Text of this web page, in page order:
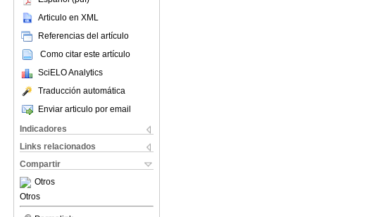
Articulo en XML
Referencias del artículo
Como citar este artículo
SciELO Analytics
Traducción automática
Enviar articulo por email
Indicadores
Links relacionados
Compartir
Otros
Otros